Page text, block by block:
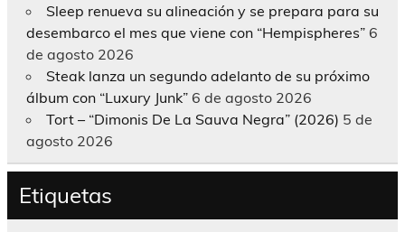
Sleep renueva su alineación y se prepara para su
desembarco el mes que viene con “Hempispheres” 6
de agosto 2026
Steak lanza un segundo adelanto de su próximo
álbum con “Luxury Junk” 6 de agosto 2026
Tort – “Dimonis De La Sauva Negra” (2026) 5 de
agosto 2026
Etiquetas